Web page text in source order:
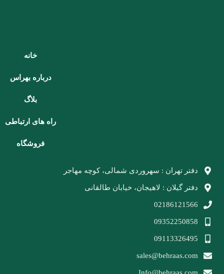
خانه
درباره بهراس
بلاگ
راه های ارتباطی
فروشگاه
دفتر تهران : سهروردی شمالی، کوچه مهاجر
دفتر گیلان : لاهیجان، خیابان طالقانی
02186121566
09352250858
09113326495
sales@behraas.com